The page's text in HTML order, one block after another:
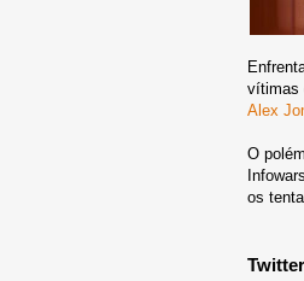
vítimas
Alex
O
os